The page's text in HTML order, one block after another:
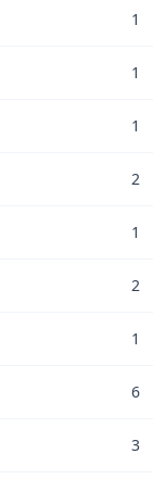
1
1
1
2
1
2
1
6
3